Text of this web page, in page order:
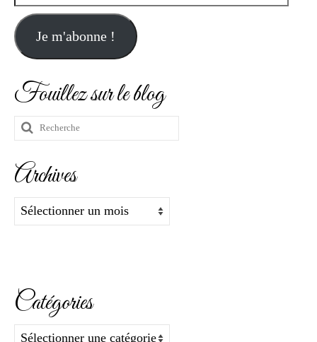
mail
ici
Je m'abonne !
Fouillez sur le blog
Rechercher
Archives
Archives
Catégories
Catégories